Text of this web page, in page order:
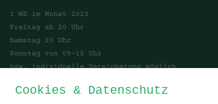
1 WE im Monat 2023
Freitag ab 20 Uhr
Samstag 20 Uhr
Sonntag von 09-12 Uhr
bzw. individuelle Vereinbarung möglich
Wein- & Bierbar VIANKO
Cookies & Datenschutz